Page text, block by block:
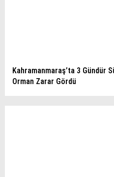
Kahramanmaraş’ta 3 Gündür
Orman Zarar Gördü